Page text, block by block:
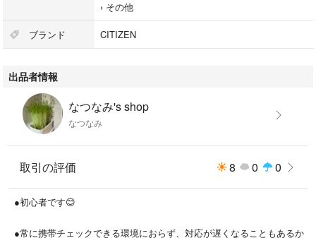
以下 他販売サイトからの引用です↓
って、時計を見るたびに楽しい気分になれるような要素を盛り込みまし
●月齢の月はwicca用に新しくデザインを興し、チャーミングな表情をみせ
●精度：± 20秒／月
●重量： 71g
●厚み： 8.8mm
●ガラス： 球面クリスタルガラス
› その他
ブランド CITIZEN
出品者情報
なつなみ's shop
なつなみ
取引の評価 8 0 0
●初心者です😊
●常に携帯チェックできる環境におらず、対応が遅くなることもあるか